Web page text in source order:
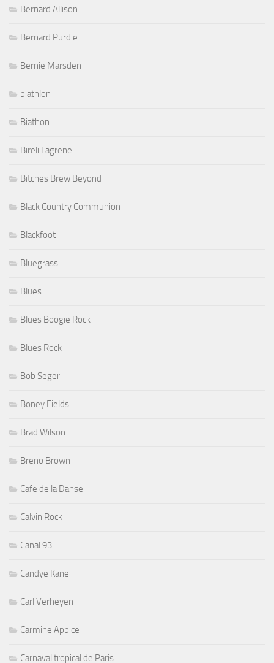
Bernard Allison
Bernard Purdie
Bernie Marsden
biathlon
Biathon
Bireli Lagrene
Bitches Brew Beyond
Black Country Communion
Blackfoot
Bluegrass
Blues
Blues Boogie Rock
Blues Rock
Bob Seger
Boney Fields
Brad Wilson
Breno Brown
Cafe de la Danse
Calvin Rock
Canal 93
Candye Kane
Carl Verheyen
Carmine Appice
Carnaval tropical de Paris